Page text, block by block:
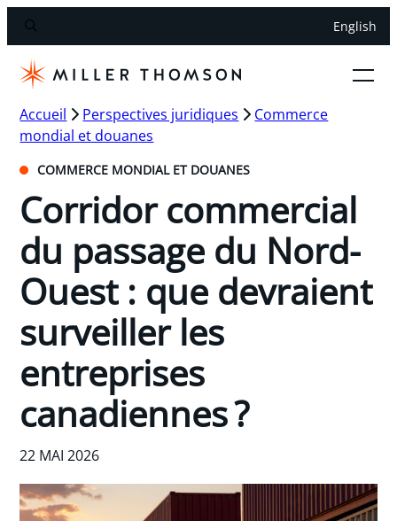
English
Accueil Perspectives juridiques
Commerce
mondial et douanes
COMMERCE MONDIAL ET DOUANES
Corridor commercial
du passage du Nord-
Ouest : que devraient
surveiller les
entreprises
canadiennes ?
22 MAI 2026